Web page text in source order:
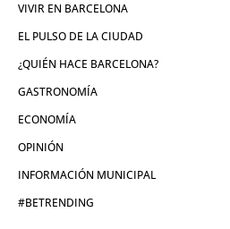
VIVIR EN BARCELONA
EL PULSO DE LA CIUDAD
¿QUIÉN HACE BARCELONA?
GASTRONOMÍA
ECONOMÍA
OPINIÓN
INFORMACIÓN MUNICIPAL
#BETRENDING